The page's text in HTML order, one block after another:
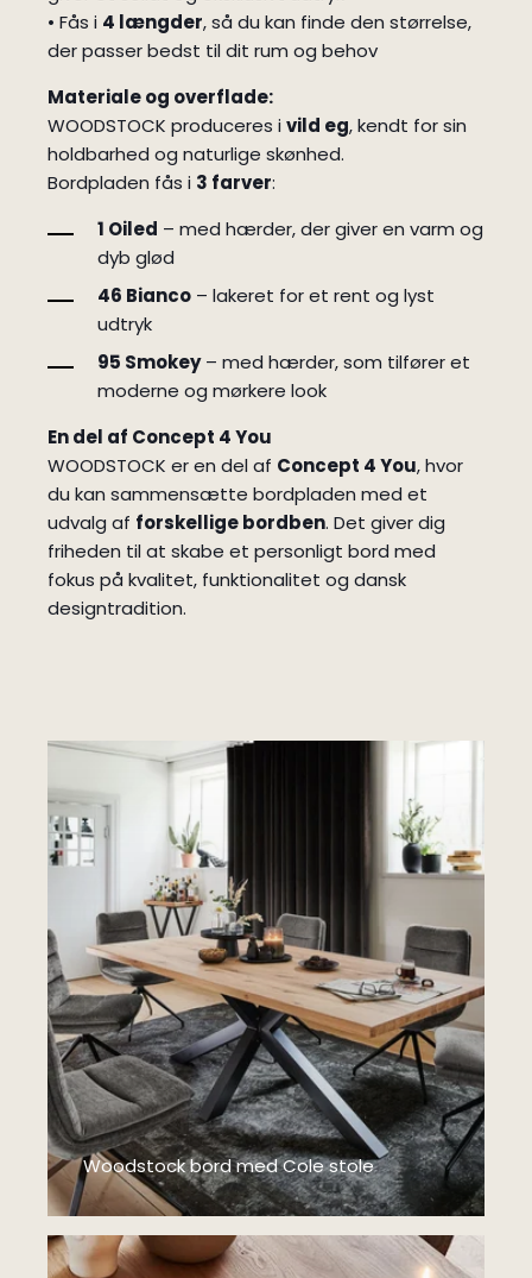
• Fås i 4 længder, så du kan finde den størrelse,
der passer bedst til dit rum og behov
Materiale og overflade:
WOODSTOCK produceres ivild eg, kendt for sin
holdbarhed og naturlige skønhed.
Bordpladen fås i 3 farver:
1 Oiled – med hærder, der giver en varm og
dyb glød
46 Bianco – lakeret for et rent og lyst
udtryk
95 Smokey– med hærder, som tilfører et
moderne og mørkere look
En del af Concept 4 You
WOODSTOCK er en del af Concept 4 You, hvor
du kan sammensætte bordpladen med et
udvalg af forskellige bordben. Det giver dig
friheden til at skabe et personligt bord med
fokus på kvalitet, funktionalitet og dansk
designtradition.
Woodstock bord med Cole stole